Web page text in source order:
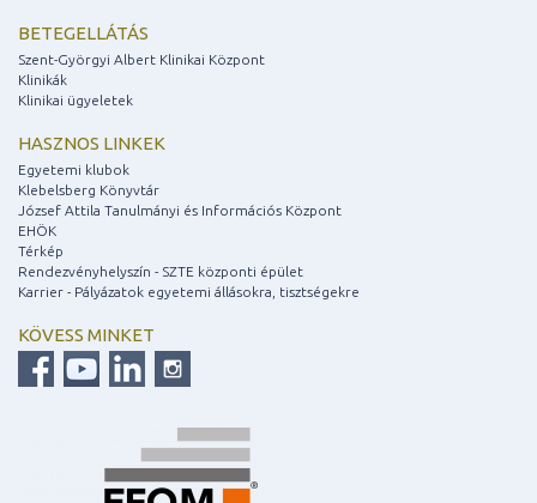
BETEGELLÁTÁS
Szent-Györgyi Albert Klinikai Központ
Klinikák
Klinikai ügyeletek
HASZNOS LINKEK
Egyetemi klubok
Klebelsberg Könyvtár
József Attila Tanulmányi és Információs Központ
EHÖK
Térkép
Rendezvényhelyszín - SZTE központi épület
Karrier - Pályázatok egyetemi állásokra, tisztségekre
KÖVESS MINKET